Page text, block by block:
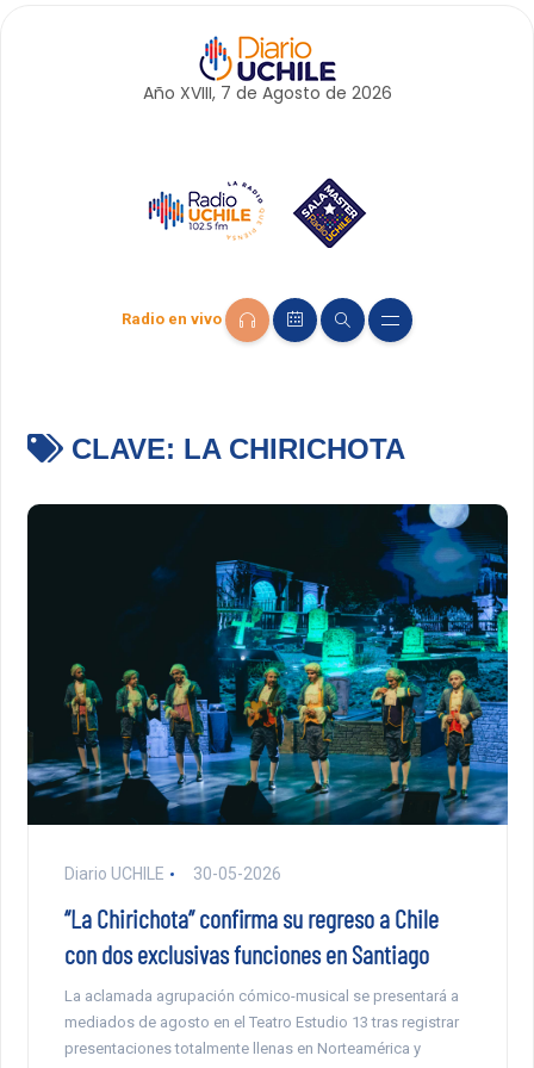
Año XVIII, 7 de Agosto de 2026
Radio en vivo
CLAVE: LA CHIRICHOTA
Diario UCHILE 30-05-2026
“La Chirichota” confirma su regreso a Chile
con dos exclusivas funciones en Santiago
La aclamada agrupación cómico-musical se presentará a
mediados de agosto en el Teatro Estudio 13 tras registrar
presentaciones totalmente llenas en Norteamérica y